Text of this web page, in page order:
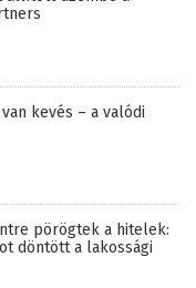
kevés – a valódi
pörögtek a hitelek:
döntött a lakossági